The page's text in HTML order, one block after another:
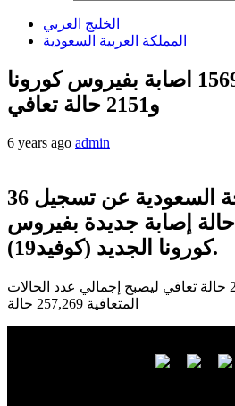
الخليج العربي
المملكة العربية السعودية
السعودية تسجل 1569 اصابة بفيروس كورونا
و2151 حالة تعافي
6 years ago admin
أعلنت وزارة الصحة السعودية عن تسجيل 36
حالة وفاة و 1569 حالة إصابة جديدة بفيروس
كورونا الجديد (كوفيد19).
كما أعلنت عن تسجيل 2151 حالة تعافي ليصبح إجمالي عدد الحالات